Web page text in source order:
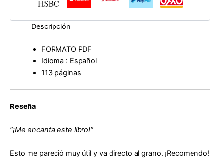
Descripción
FORMATO PDF
Idioma : Español
113 páginas
Reseña
“¡Me encanta este libro!“
Esto me pareció muy útil y va directo al grano. ¡Recomendo!